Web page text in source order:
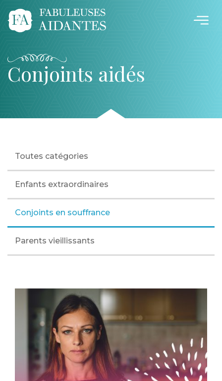
Conjoints aidés
Toutes catégories
Enfants extraordinaires
Conjoints en souffrance
Parents vieillissants